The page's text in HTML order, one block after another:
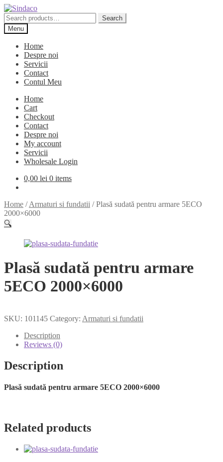
Skip
to
navigation
Skip
to
content
Search
for:
Search
Menu
Home
Despre noi
Servicii
Contact
Contul Meu
Home
Cart
Checkout
Contact
Despre noi
My account
Servicii
Wholesale Login
0,00 lei 0 items
Home /Armaturi si fundatii /Plasă sudată pentru armare 5ECO
2000×6000
🔍
Plasă sudată pentru armare
5ECO 2000×6000
SKU: 101145 Category: Armaturi si fundatii
Description
Reviews (0)
Description
Plasă sudată pentru armare 5ECO 2000×6000
Related products